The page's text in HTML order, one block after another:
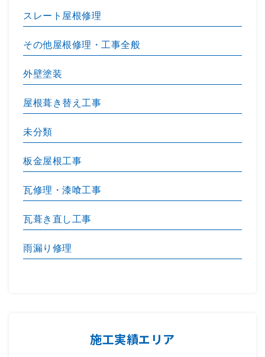
スレート屋根修理
その他屋根修理・工事全般
外壁塗装
屋根葺き替え工事
未分類
板金屋根工事
瓦修理・漆喰工事
瓦葺き直し工事
雨漏り修理
施工実績エリア